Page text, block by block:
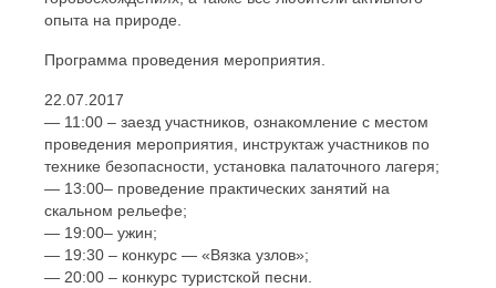
опыта на природе.
Программа проведения мероприятия.
22.07.2017
— 11:00 – заезд участников, ознакомление с местом
проведения мероприятия, инструктаж участников по
технике безопасности, установка палаточного лагеря;
— 13:00– проведение практических занятий на
скальном рельефе;
— 19:00– ужин;
— 19:30 – конкурс — «Вязка узлов»;
— 20:00 – конкурс туристской песни.